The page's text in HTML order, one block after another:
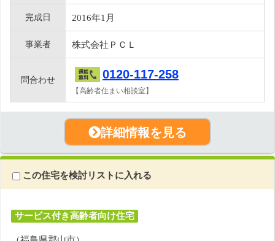
完成日 2016年1月
事業者 株式会社ＰＣＬ
問合わせ 0120-117-258
【高齢者住まい相談室】
詳細情報を見る
この住宅を検討リストに入れる
サービス付き高齢者向け住宅